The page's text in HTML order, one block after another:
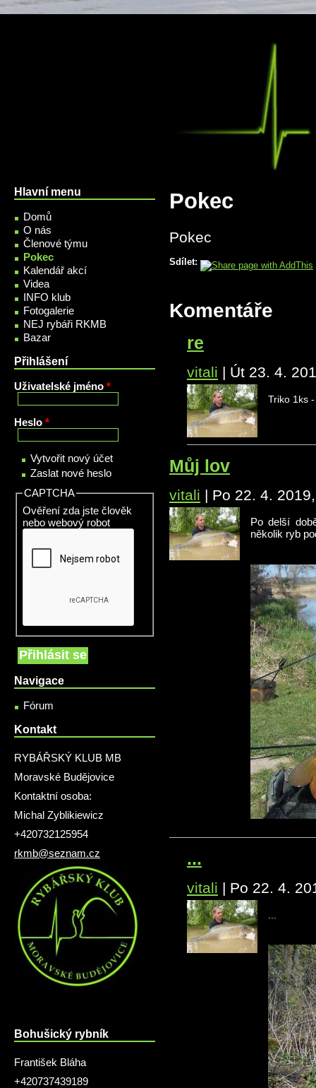
Přejít k hlavnímu obsahu
Hlavní menu
Domů
O nás
Členové týmu
Pokec
Kalendář akcí
Videa
INFO klub
Fotogalerie
NEJ rybáři RKMB
Bazar
Přihlášení
Uživatelské jméno *
Heslo *
Vytvořit nový účet
Zaslat nové heslo
CAPTCHA
Ověření zda jste člověk
nebo webový robot
Navigace
Fórum
Kontakt
RYBÁŘSKÝ KLUB MB
Moravské Budějovice
Kontaktní osoba:
Michal Zyblikiewicz
+420732125954
rkmb@seznam.cz
Bohušický rybník
František Bláha
+420737439189
Pokec
Pokec
Sdílet:
Komentáře
re
vitali | Út 23. 4.
Triko 1ks
Můj lov
vitali | Po 22. 4.
Po delší
několik ryb
...
vitali | Po 22. 4.